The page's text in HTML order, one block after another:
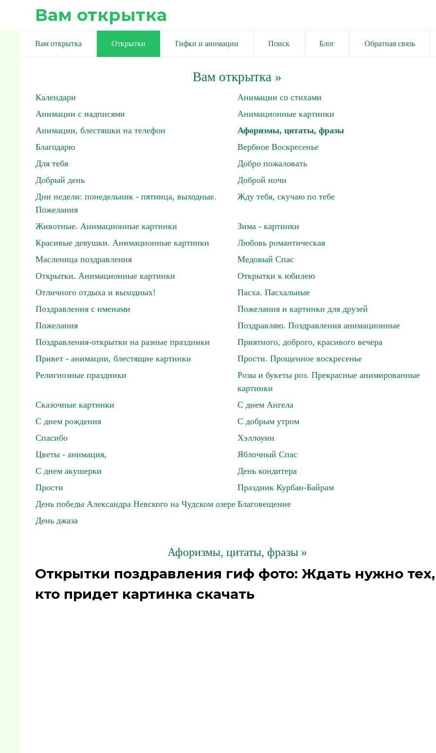
Вам открытка
Вам открытка Открытки Гифки и анимации Поиск Блог Обратная связь
Вам открытка»
Календари
Анимации со стихами
Анимации с надписями
Анимационные картинки
Анимации, блестяшки на телефон
Афоризмы, цитаты, фразы
Благодарю
Вербное Воскресенье
Для тебя
Добро пожаловать
Добрый день
Доброй ночи
Дни недели: понедельник - пятница, выходные.
Пожелания
Жду тебя, скучаю по тебе
Животные. Анимационные картинки
Зима - картинки
Красивые девушки. Анимационные картинки
Любовь романтическая
Масленица поздравления
Медовый Спас
Открытки. Анимационные картинки
Открытки к юбилею
Отличного отдыха и выходных!
Пасха. Пасхальные
Поздравления с именами
Пожелания и картинки для друзей
Пожелания
Поздравляю. Поздравления анимационные
Поздравления-открытки на разные праздники
Приятного, доброго, красивого вечера
Привет - анимации, блестящие картинки
Прости. Прощенное воскресенье
Религиозные праздники
Розы и букеты роз. Прекрасные анимированные
картинки
Сказочные картинки
С днем Ангела
С днем рождения
С добрым утром
Спасибо
Хэллоуин
Цветы - анимация,
Яблочный Спас
С днем акушерки
День кондитера
Прости
Праздник Курбан-Байрам
День победы Александра Невского на Чудском озере Благовещение
День джаза
Афоризмы, цитаты, фразы »
Открытки поздравления гиф фото: Ждать нужно тех,
кто придет картинка скачать